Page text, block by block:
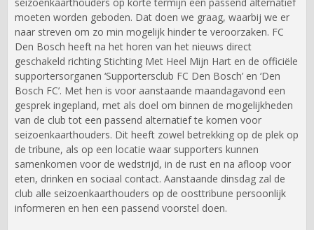
moeten worden geboden. Dat doen we graag, waarbij we er
naar streven om zo min mogelijk hinder te veroorzaken. FC
Den Bosch heeft na het horen van het nieuws direct
geschakeld richting Stichting Met Heel Mijn Hart en de officiële
supportersorganen ‘Supportersclub FC Den Bosch’ en ‘Den
Bosch FC’. Met hen is voor aanstaande maandagavond een
gesprek ingepland, met als doel om binnen de mogelijkheden
van de club tot een passend alternatief te komen voor
seizoenkaarthouders. Dit heeft zowel betrekking op de plek op
de tribune, als op een locatie waar supporters kunnen
samenkomen voor de wedstrijd, in de rust en na afloop voor
eten, drinken en sociaal contact. Aanstaande dinsdag zal de
club alle seizoenkaarthouders op de oosttribune persoonlijk
informeren en hen een passend voorstel doen.